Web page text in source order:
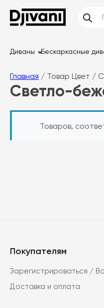
Диваны Бескаркасные
Главная / Товар Цвет /
Светло-
Товаров,
Покупателям
Зарегистрироваться /
Доставка и оплата